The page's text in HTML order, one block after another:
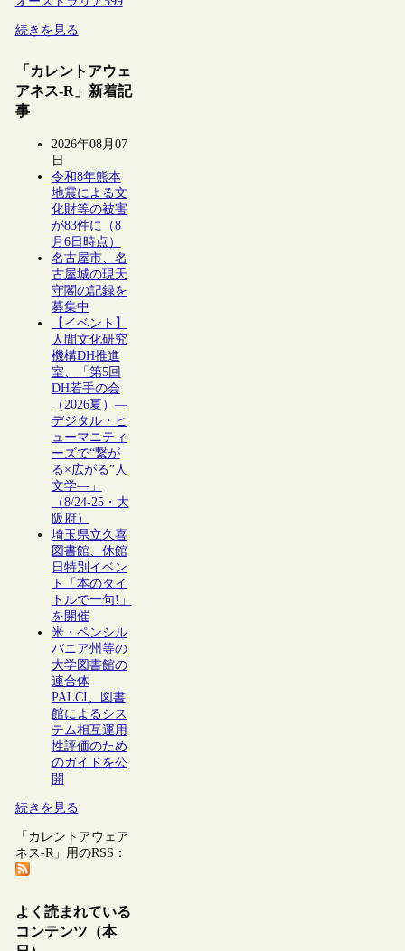
続きを見る
「カレントアウェ
アネス-R」新着記
事
2026年08月07
日
令和8年熊本
地震による文
化財等の被害
が83件に（8
月6日時点）
名古屋市、名
古屋城の現天
守閣の記録を
募集中
【イベント】
人間文化研究
機構DH推進
室、「第5回
DH若手の会
（2026夏）―
デジタル・ヒ
ューマニティ
ーズで“繋が
る×広がる”人
文学―」
（8/24-25・大
阪府）
埼玉県立久喜
図書館、休館
日特別イベン
ト「本のタイ
トルで一句!」
を開催
米・ペンシル
バニア州等の
大学図書館の
連合体
PALCI、図書
館によるシス
テム相互運用
性評価のため
のガイドを公
開
続きを見る
「カレントアウェア
ネス-R」用のRSS：
よく読まれている
コンテンツ（本